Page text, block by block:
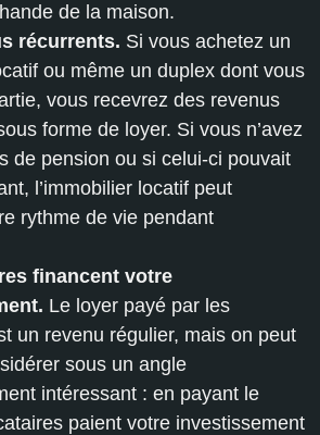
de la maison.
récurrents. Si vous achetez un
ou même un duplex dont vous
vous recevrez des revenus
forme de loyer. Si vous n’avez
de pension ou si celui-ci pouvait
l’immobilier locatif peut
rythme de vie pendant
financent votre
Le loyer payé par les
un revenu régulier, mais on peut
sous un angle
intéressant : en payant le
paient votre investissement